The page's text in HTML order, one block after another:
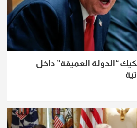
“الدولة العميقة” داخل